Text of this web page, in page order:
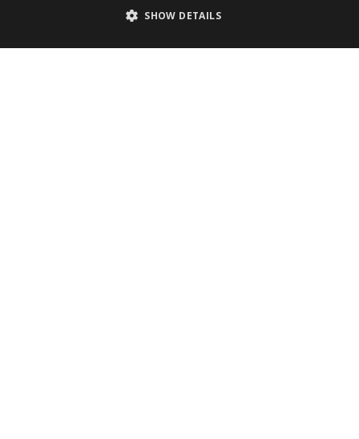
6199 ZN Maastricht-Airport
088-3040304
SHOW DETAILS